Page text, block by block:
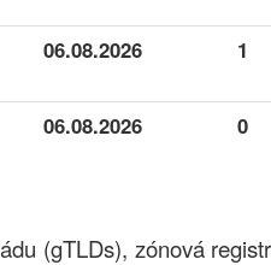
06.08.2026 1
06.08.2026 0
(gTLDs), zónová